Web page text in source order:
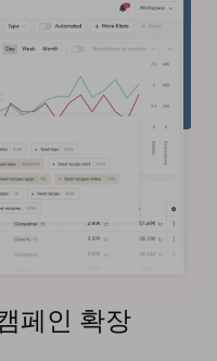
페인 확장